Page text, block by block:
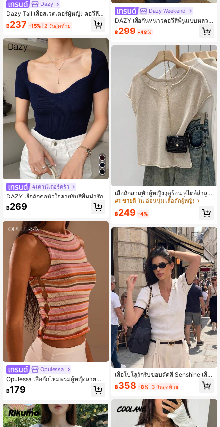
Dazy
Dazy Tall เสื้อสเวตเตอร์ผู้หญิง คอวีลึก
แขนยาว กระดุมหน้า ผ้าถักมีลวดลาย ส
ไตล์วันหยุด
฿237 -15% 2 วันสุดท้าย
#เคาน์เตอร์ครัว
DAZY เสื้อถักคอหัวใจลายริบสีพื้นน่ารัก
฿269
Opulessa
Opulessa เสื้อกั๊กไหมพรมผู้หญิงลายทา
งหลากสีแบบครอปติดกระดุม
฿179
Dazy Weekend
DAZY เสื้อกันหนาวคอวีสีพื้นแบบหลวม
ๆ แขนยาว สำหรับผู้หญิง, เสื้อผ้าฤดูใบไ
ม้ร่วง
฿299 -48%
เสื้อถักสวมหัวผู้หญิงฤดูร้อน สไตล์ลำลอ
งหรูหรา สีพื้น คอเว้า แขนแร็กแลน เนื้อ
ผ้าโปร่งบางเล็กน้อย น้ำหนักเบา สวมส
บาย ทรงหลวม สำหรับใส่ประจำวัน ไป
บหรู และสตรีทแวร์
#1 ขายดี ใน อ่อนนุ่ม เสื้อถักผู้หญิง
฿249 -4%
เสื้อโปโลถักริบขอบตัดสี Senshine เสื้อ
ถักแขนสั้นสีขาวสไตล์หรูหราและซับซ้อ
นสำหรับฤดูร้อน
฿358 -8% 3 วันสุดท้าย